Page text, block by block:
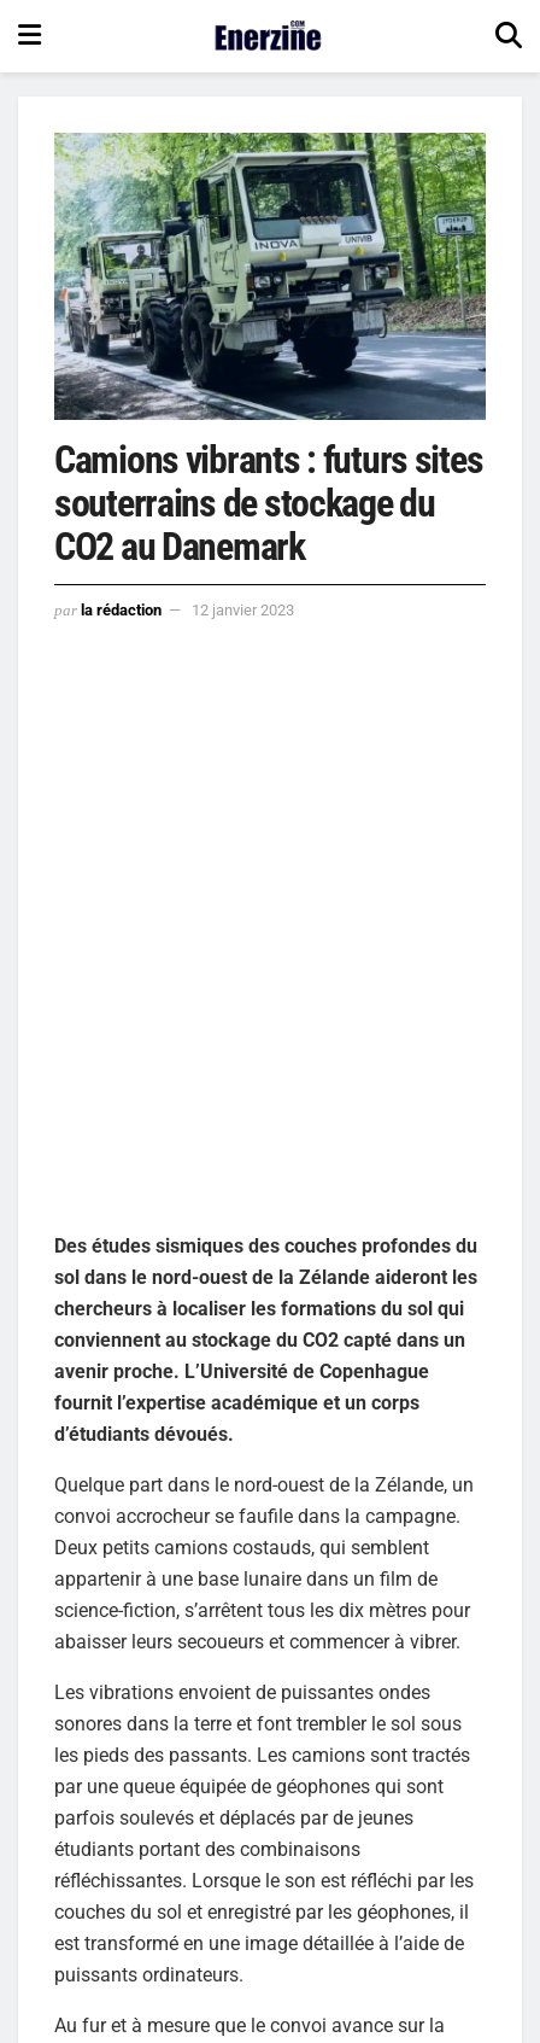
Camions vibrants : futurs sites
souterrains de stockage du
CO2 au Danemark
par la rédaction 12 janvier 2023
Des études sismiques des couches profondes du
sol dans le nord-ouest de la Zélande aideront les
chercheurs à localiser les formations du sol qui
conviennent au stockage du CO2 capté dans un
avenir proche. L’Université de Copenhague
fournit l’expertise académique et un corps
d’étudiants dévoués.
Quelque part dans le nord-ouest de la Zélande, un
convoi accrocheur se faufile dans la campagne.
Deux petits camions costauds, qui semblent
appartenir à une base lunaire dans un film de
science-fiction, s’arrêtent tous les dix mètres pour
abaisser leurs secoueurs et commencer à vibrer.
Les vibrations envoient de puissantes ondes
sonores dans la terre et font trembler le sol sous
les pieds des passants. Les camions sont tractés
par une queue équipée de géophones qui sont
parfois soulevés et déplacés par de jeunes
étudiants portant des combinaisons
réfléchissantes. Lorsque le son est réfléchi par les
couches du sol et enregistré par les géophones, il
est transformé en une image détaillée à l’aide de
puissants ordinateurs.
Au fur et à mesure que le convoi avance sur la